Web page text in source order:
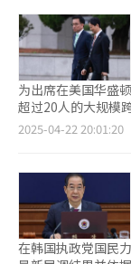
会这样”，洪准杓
党的耻辱”，罗卿
在最终确定候选人
入大选，在此期
胜”等质疑和争议
商压力，导致宣布
德洙原计划与金文
洙候选人资格取消
集体不满。更糟的
德洙组建“修宪联
作。改革新党大选
间选民扩张方面的优势遭到质疑。
LG等四大集团智库
要。 共同民主党选举对策委员会负责人尹昊重当天表示，李在明
计划以与五大经济
国民力量党搞垮的经济，
医生协会、大韩护
协议会、韩国餐饮
基层经济民生团体
进行直播，与订阅
Research、Korea
1000名民众实施
示，李在明支持率
28%，国民力量党
人李俊锡支持率为5%。 假设李在明、韩德洙、李俊锡形
决格局，三人支持
民力量党第二轮党
此最快或在30日辞去公职。 在金文洙、安哲
四位候选人角逐的
直接成为最终候选
迅速展开。考虑到
预测下月3日举行第二轮两人对
参选的选民会把选
时，一直观望党内
出，如果韩德洙正
最为积极的候选人。 意识到这一民意走向的金文洙率先与韩
进行单一化接触，
单一化可能性。因
式，进一步扩大接
能产生的影响，目前分析意见不
为出席在美国华盛
超过20人的大规模
势。 组建大规模代表团由韩国代总统韩德洙指示，除直接参与磋
在25人左右。代表
企划财政部长官崔相穆
商将于韩国时间24
特、贸易代表办公
崔相穆此行起初目
2025-04-22 20:01:20
在韩国执政党国民